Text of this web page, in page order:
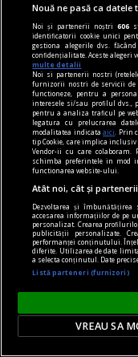
viața de capital
Cînd economia
proteste
Întrebarea este:
principiilor
funcționarea
Constantin
Nouă ne pasă ca
Noi și partenerii noștri606
identificatorii cookie unici
gestiona alegerile dvs.
confidențialitate. Aceste alegeri
multe detalii
Noi si partenerii nostri
furnizorii nostri de servicii de
functioneze, pentru a
interesele si/sau profilul dvs.,
pentru a analiza traficul pe
legatura cu prelucrarea
modalitatea indicataaici
. Prin
tip Cookie, care implica
Vendor-ii cu care colaboram.
schimba preferintele in mod
functionarea website-ului.
Atât noi, cât și
Dezvoltarea și îmbunătățirea
accesarea informațiilor de pe
personalizat. Crearea
publicității personalizate.
performanței conținutului.
diferite. Utilizarea de date
a selecta conținutul. Date
Listă parteneri (furnizori)
VREAU SA